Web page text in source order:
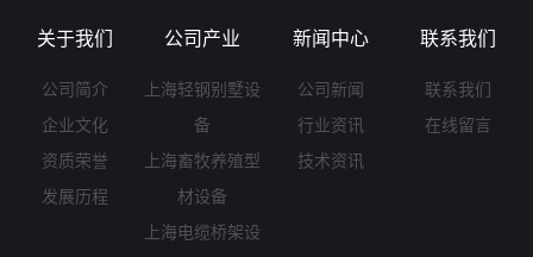
关于我们
公司简介
企业文化
资质荣誉
发展历程
公司产业
上海轻钢别墅设
备
上海畜牧养殖型
材设备
上海电缆桥架设
新闻中心
公司新闻
行业资讯
技术资讯
联系我们
联系我们
在线留言